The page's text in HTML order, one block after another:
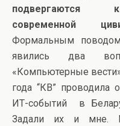
подвергаются
современной
Формальным поводом
явились два
«Компьютерные
года “КВ”
ИТ-событий в
Задали их и мне.